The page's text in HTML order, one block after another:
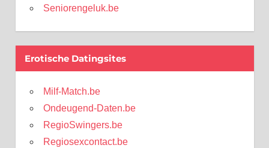
Seniorengeluk.be
Erotische Datingsites
Milf-Match.be
Ondeugend-Daten.be
RegioSwingers.be
Regiosexcontact.be